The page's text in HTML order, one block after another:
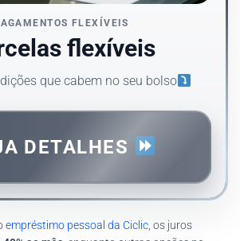
FLEXÍVEIS
flexíveis
que cabem no seu bolso
DETALHES
empréstimo pessoal da Ciclic , os juros